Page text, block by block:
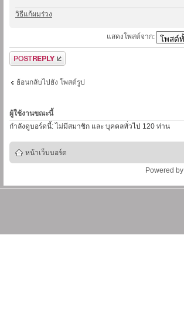
วิธีแก้ผมร่วง
แสดงโพสต์จาก:
ตอบกระทู้
ย้อนกลับไปยัง โพสต์รูป
ผู้ใช้งานขณะนี้
กำลังดูบอร์ดนี้: ไม่มีสมาชิก และ บุคคลทั่วไป 120 ท่าน
หน้าเว็บบอร์ด
Powered by